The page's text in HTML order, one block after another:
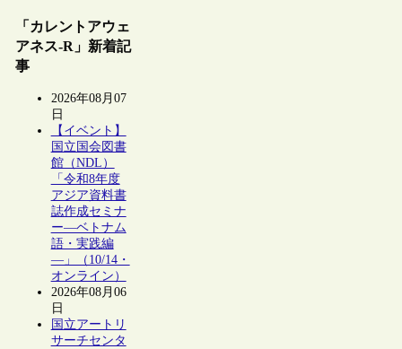
「カレントアウェ
アネス-R」新着記
事
2026年08月07
日
【イベント】
国立国会図書
館（NDL）
「令和8年度
アジア資料書
誌作成セミナ
ー―ベトナム
語・実践編
―」（10/14・
オンライン）
2026年08月06
日
国立アートリ
サーチセンタ